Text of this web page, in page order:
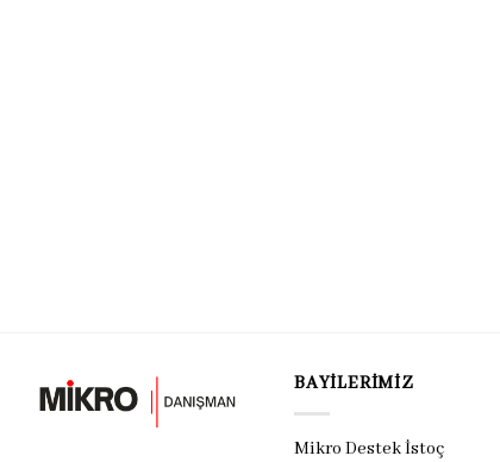
BAYILERIMIZ
Mikro Destek İstoç